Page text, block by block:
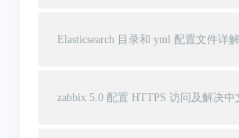
Elasticsearch 目录和 yml 配置文件详解
zabbix 5.0 配置 HTTPS 访问及解决中